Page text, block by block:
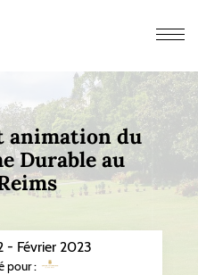
animation du
Durable au
- Février 2023
pour :